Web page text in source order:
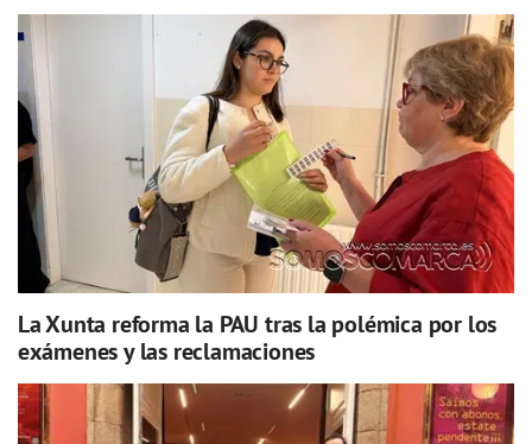
La Xunta reforma la PAU tras la polémica por los
exámenes y las reclamaciones